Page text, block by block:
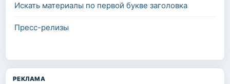
Искать материалы по первой букве заголовка
Пресс-релизы
РЕКЛАМА